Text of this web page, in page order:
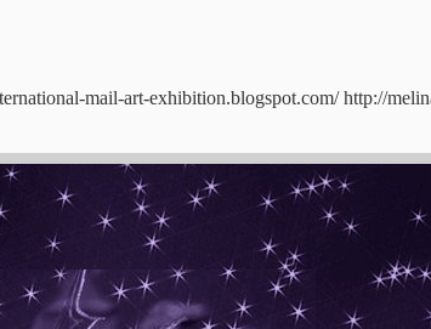
mail-art-exhibition.blogspot.com/ http://